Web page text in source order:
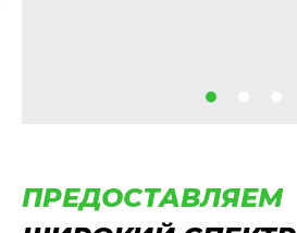
ПРЕДОСТАВЛЯЕМ